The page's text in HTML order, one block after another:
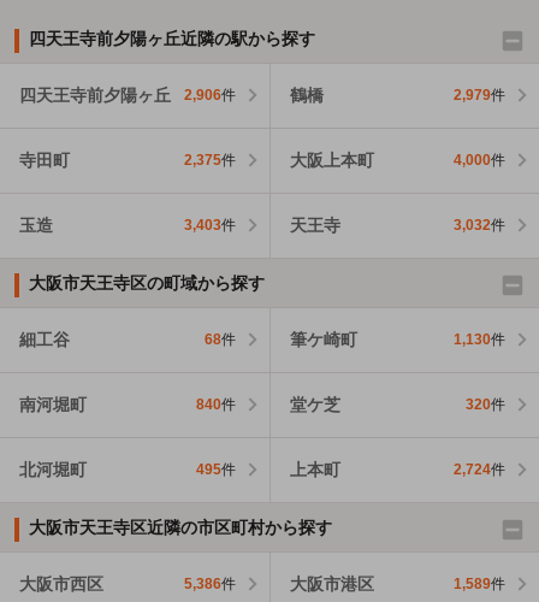
四天王寺前夕陽ヶ丘近隣の駅から探す
四天王寺前夕陽ヶ丘 2,906件 鶴橋 2,979件
寺田町 2,375件 大阪上本町 4,000件
玉造 3,403件 天王寺 3,032件
大阪市天王寺区の町域から探す
細工谷 68件 筆ケ崎町 1,130件
南河堀町 840件 堂ケ芝 320件
北河堀町 495件 上本町 2,724件
大阪市天王寺区近隣の市区町村から探す
大阪市西区 5,386件 大阪市港区 1,589件